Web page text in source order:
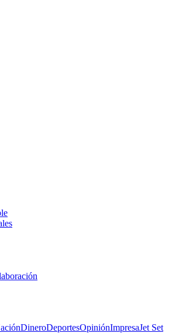
DineroDeportesOpiniónImpresaJet Set